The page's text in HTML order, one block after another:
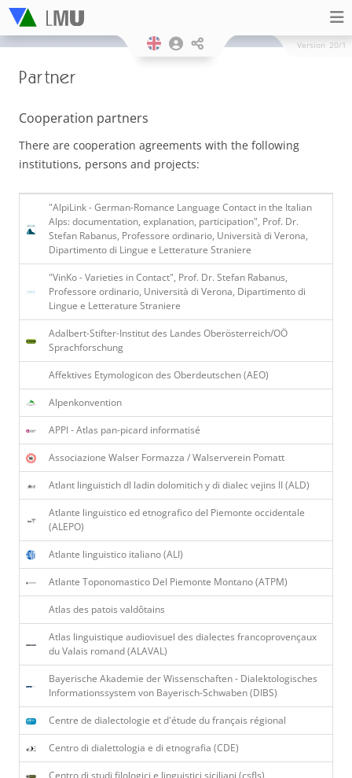
Version 20/1
Partner
Cooperation partners
There are cooperation agreements with the following
institutions, persons and projects:
"AlpiLink - German-Romance Language Contact in the Italian
Alps: documentation, explanation, participation", Prof. Dr.
Stefan Rabanus, Professore ordinario, Università di Verona,
Dipartimento di Lingue e Letterature Straniere
"VinKo - Varieties in Contact", Prof. Dr. Stefan Rabanus,
Professore ordinario, Università di Verona, Dipartimento di
Lingue e Letterature Straniere
Adalbert-Stifter-Institut des Landes Oberösterreich/OÖ
Sprachforschung
Affektives Etymologicon des Oberdeutschen (AEO)
Alpenkonvention
APPI - Atlas pan-picard informatisé
Associazione Walser Formazza / Walserverein Pomatt
Atlant linguistich dl ladin dolomitich y di dialec vejins II (ALD)
Atlante linguistico ed etnografico del Piemonte occidentale
(ALEPO)
Atlante linguistico italiano (ALI)
Atlante Toponomastico Del Piemonte Montano (ATPM)
Atlas des patois valdôtains
Atlas linguistique audiovisuel des dialectes francoprovençaux
du Valais romand (ALAVAL)
Bayerische Akademie der Wissenschaften - Dialektologisches
Informationssystem von Bayerisch-Schwaben (DIBS)
Centre de dialectologie et d'étude du français régional
Centro di dialettologia e di etnografia (CDE)
Centro di studi filologici e linguistici siciliani (csfls)